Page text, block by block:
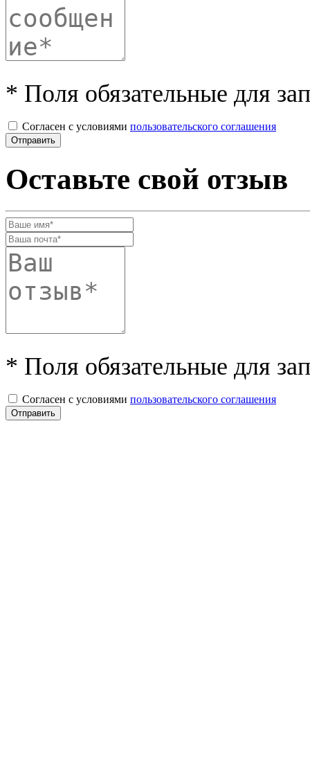
* Поля обязательные для
Согласен с условиями пользовательского соглашения
Оставьте свой отзыв
* Поля обязательные для
Согласен с условиями пользовательского соглашения